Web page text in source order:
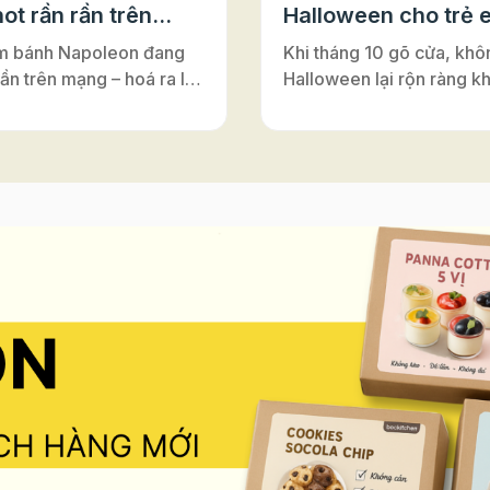
rần rần trên
bánh Napoleon đang
trên mạng – hoá ra lại
sao bánh có tên là
nhiều người thường
nghĩa là “ngàn lớp
Món bánh này được
cảm hứng từ vùng
gâteau napolitain –
kiểu Napoli”. Theo thời
Halloween cho trẻ
Khi tháng 10 gõ cửa,
Halloween lại rộn ràng
Anh cho tới những câu
cùng hóa thân, vui chơi
hoạt động Halloween
vừa an toàn, vừa dễ tổ
những buổi workshop
sẽ là gợi ý tuyệt vời.
mang lại niềm vui khi
sáng tạo, hoạt động làm
còn giúp trẻ rèn luyện
léo, khả năng tập trung
thần làm việc nhóm – tất
diễn ra trong không khí